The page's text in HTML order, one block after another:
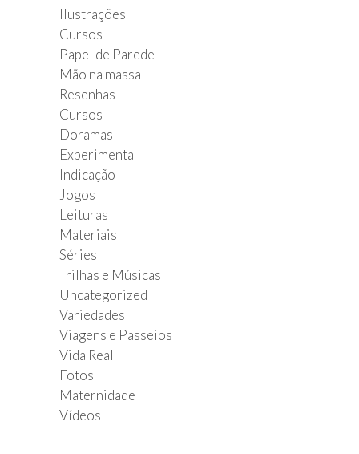
Ilustrações
Cursos
Papel de Parede
Mão na massa
Resenhas
Cursos
Doramas
Experimenta
Indicação
Jogos
Leituras
Materiais
Séries
Trilhas e Músicas
Uncategorized
Variedades
Viagens e Passeios
Vida Real
Fotos
Maternidade
Vídeos